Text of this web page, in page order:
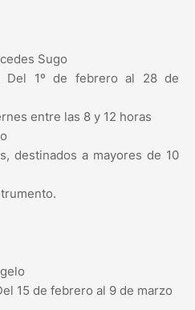
Sugo
Del 1º de febrero al 28 de
entre las 8 y 12 horas
destinados a mayores de 10
15 de febrero al 9 de marzo